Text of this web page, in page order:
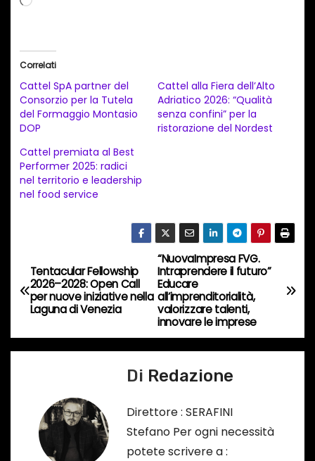
a
m
e
n
t
o
o
r
s
…
Correlati
Cattel SpA partner del
Consorzio per la Tutela
del Formaggio Montasio
DOP
Cattel alla Fiera dell’Alto
Adriatico 2026: “Qualità
senza confini” per la
ristorazione del Nordest
Cattel premiata al Best
Performer 2025: radici
nel territorio e leadership
nel food service
N
a
i
“NuovaImpresa FVG.
Intraprendere il futuro”
Educare
all’imprenditorialità,
valorizzare talenti,
innovare le imprese
Tentacular Fellowship
2026–2028: Open Call
per nuove iniziative nella
Laguna di Venezia
Di Redazione
Direttore : SERAFINI
Stefano Per ogni necessità
potete scrivere a :